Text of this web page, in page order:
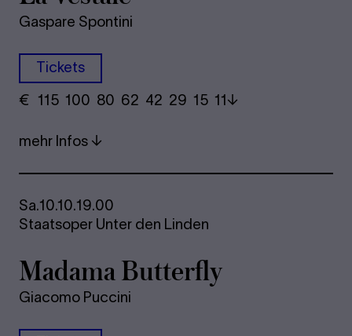
Gaspare Spontini
Tickets
€ ​ 115 100 80​ 62 42 29​ 15 11
mehr Infos
Sa.10.10.19.00
Staatsoper Unter den Linden
Ma­dama But­ter­fly
Giacomo Puccini